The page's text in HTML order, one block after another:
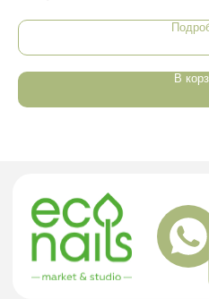
В
НАШ
АДРЕС
политика в отношении обработки